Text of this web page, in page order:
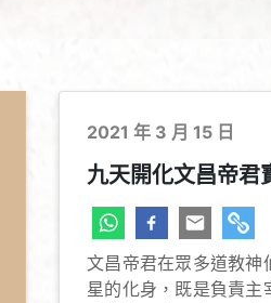
2021 年 3 月 15 日
九天開化文昌帝君
文昌帝君在眾多道教神
星的化身，既是負責